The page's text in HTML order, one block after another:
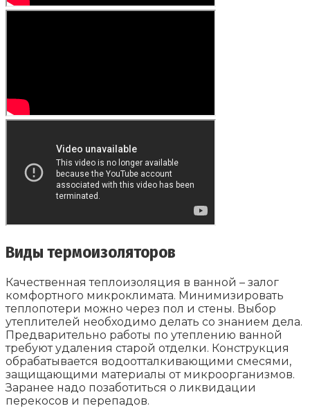
Виды термоизоляторов
Качественная теплоизоляция в ванной – залог
комфортного микроклимата. Минимизировать
теплопотери можно через пол и стены. Выбор
утеплителей необходимо делать со знанием дела.
Предварительно работы по утеплению ванной
требуют удаления старой отделки. Конструкция
обрабатывается водоотталкивающими смесями,
защищающими материалы от микроорганизмов.
Заранее надо позаботиться о ликвидации
перекосов и перепадов.